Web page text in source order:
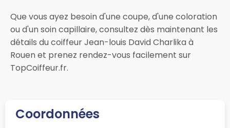
Que vous ayez besoin d'une coupe, d'une coloration
ou d'un soin capillaire, consultez dès maintenant les
détails du coiffeur Jean-louis David Charlika à
Rouen et prenez rendez-vous facilement sur
TopCoiffeur.fr.
Coordonnées